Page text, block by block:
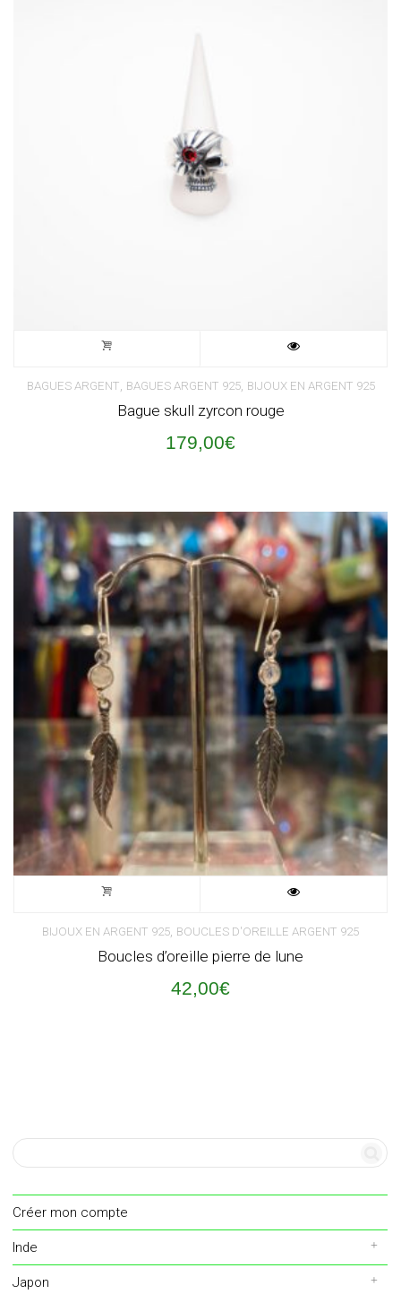
BAGUES ARGENT, BAGUES ARGENT 925, BIJOUX EN ARGENT 925
Bague skull zyrcon rouge
179,00€
BIJOUX EN ARGENT 925, BOUCLES D'OREILLE ARGENT 925
Boucles d’oreille pierre de lune
42,00€
Créer mon compte
Inde
Japon